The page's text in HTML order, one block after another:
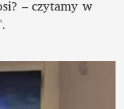
– czytamy w